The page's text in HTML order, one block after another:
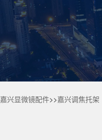
嘉兴显微镜配件>>嘉兴调焦托架